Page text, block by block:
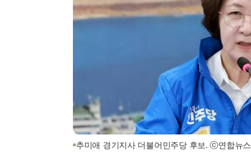
추미애 경기지사 더불어민주당 후보. ⓒ연합뉴스